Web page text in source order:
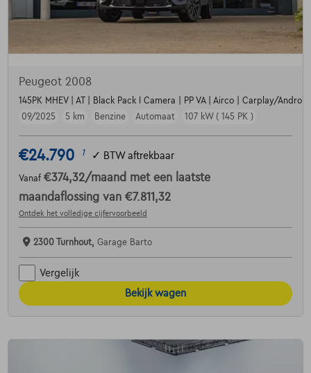
Peugeot 2008
145PK MHEV | AT | Black Pack I Camera | PP VA | Airco | Carplay/
09/2025
5 km Benzine Automaat 107 kW ( 145 PK )
€24.790 1 ✓ BTW aftrekbaar
Vanaf €374,32/maand met een laatste
maandaflossing van €7.811,32
Ontdek het volledige cijfervoorbeeld
2300 Turnhout, Garage Barto
Vergelijk
Bekijk wagen